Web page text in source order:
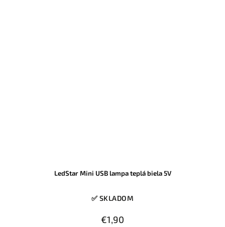
LedStar Mini USB lampa teplá biela 5V
✅ SKLADOM
€1,90